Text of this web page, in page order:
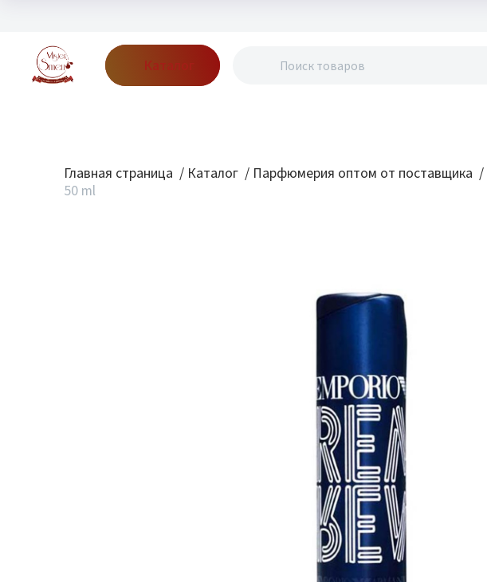
Каталог
Главная страница / Каталог / Парфюмерия оптом от поставщика /
50 ml